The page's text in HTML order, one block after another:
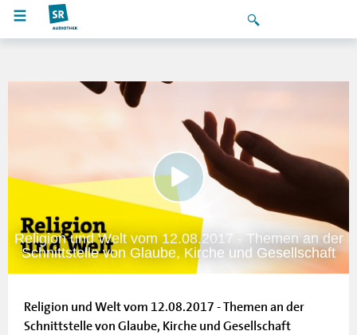
Religion und Welt vom 12.08.2017 - Themen an der
Schnittstelle von Glaube, Kirche und Gesellschaft
Religion und Welt vom 12.08.2017 - Themen an der
Schnittstelle von Glaube, Kirche und Gesellschaft